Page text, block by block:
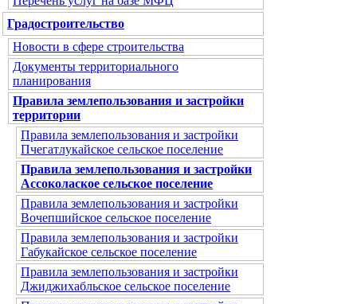
Градостроительство
Новости в сфере строительства
Документы территориального
планирования
Правила землепользования и застройки
территории
Правила землепользования и застройки
Пчегатлукайское сельское поселение
Правила землепользования и застройки
Ассоколаское сельское поселение
Правила землепользования и застройки
Вочепшийское сельское поселение
Правила землепользования и застройки
Габукайское сельское поселение
Правила землепользования и застройки
Джиджихабльское сельское поселение